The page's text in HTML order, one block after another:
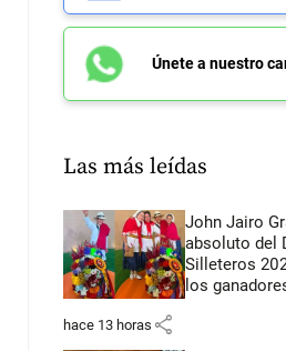
Únete a nuestro
Las más leídas
John Jairo
absoluto del
Silleteros
los
hace 13 horas share